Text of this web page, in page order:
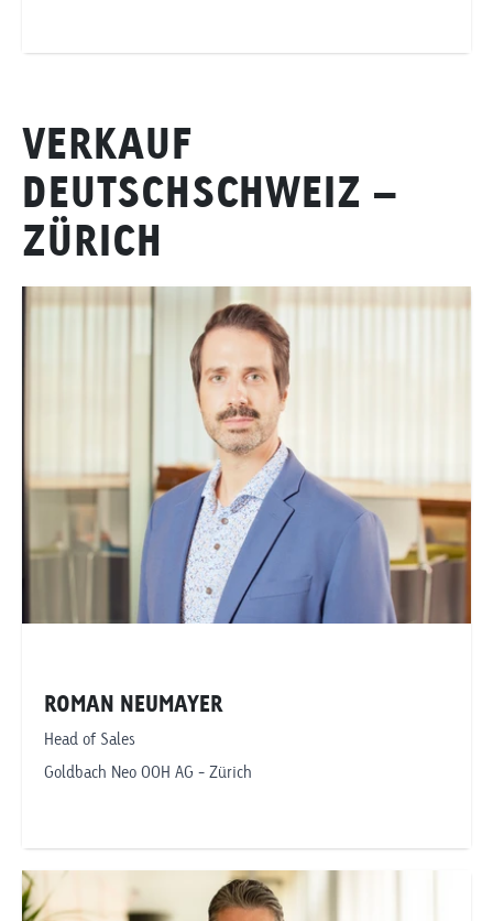
Goldbach Neo OOH AG
Zürich
VERKAUF
DEUTSCHSCHWEIZ –
ZÜRICH
ROMAN NEUMAYER
Head of Sales
Goldbach Neo OOH AG - Zürich
roman.neumayer@goldbachneo.com